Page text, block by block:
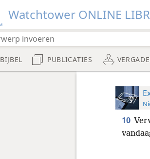
Watchtower ONLINE
BIJBEL PUBLICATIES
10